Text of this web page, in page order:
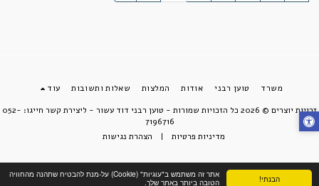
הבנתי!
אתר זה משתמש ב"עוגיות" (Cookie) על-מנת להבטיח שתהנה מהחוויה
הטובה ביותר באתר שלך.
משרד טוען רבני אודות המלצות שאלות ותשובות
עוד
זכויות יוצרים © 2026 כל הזכויות שמורות -
טוען רבני דוד עשור - ליצירת קשר חייגו: 052-
7196716
מדיניות פרטיות | הצהרת נגישות